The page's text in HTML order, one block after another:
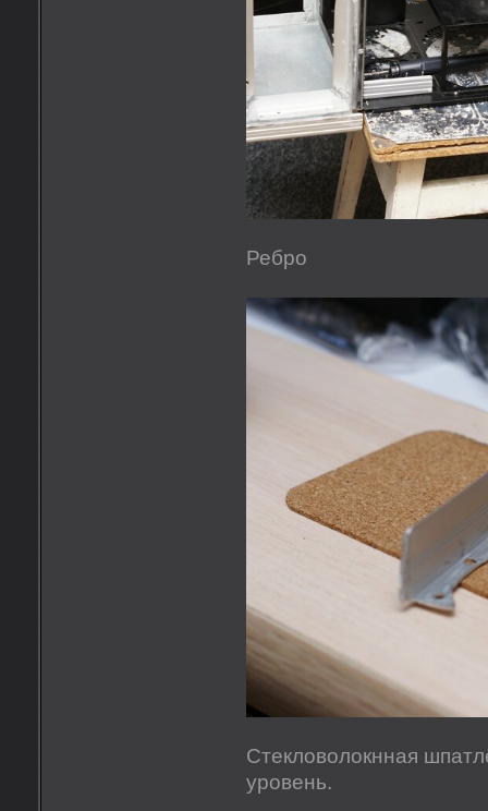
Ребро
Стекловолокнная
уровень.